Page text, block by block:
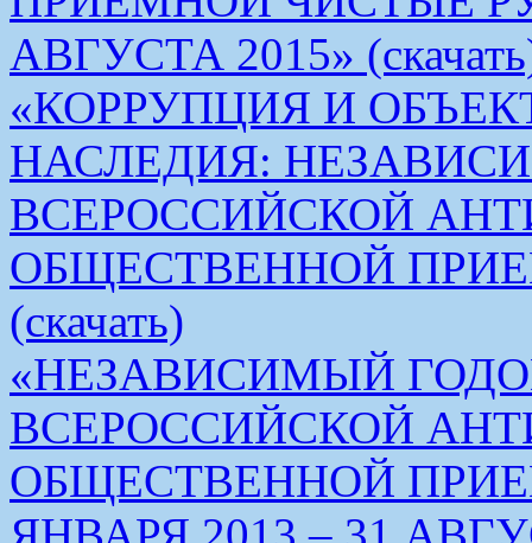
АВГУСТА 2015»
«КОРРУПЦИЯ И
НАСЛЕДИЯ:
ВСЕРОССИЙСКОЙ
ОБЩЕСТВЕННОЙ
(скачать)
«НЕЗАВИСИМЫЙ
ВСЕРОССИЙСКОЙ
ОБЩЕСТВЕННОЙ